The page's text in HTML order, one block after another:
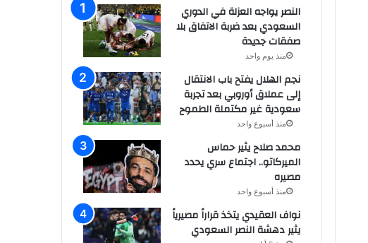
النصر يواجه العزلة في الدوري
السعودي بعد ضربة الاتفاق بلا
صفقات جديدة
منذ يوم واحد
نجم الهلال يفتح باب الانتقال
إلى عملاق أوروبي بعد تجربة
سعودية غير مكتملة الطموح
منذ أسبوع واحد
محمد صلاح يثير حماس
الميركاتو.. اجتماع سري يحدد
مصيره
منذ أسبوع واحد
نواف العقيدي يتخذ قراراً مصيرياً
يثير دهشة النصر السعودي